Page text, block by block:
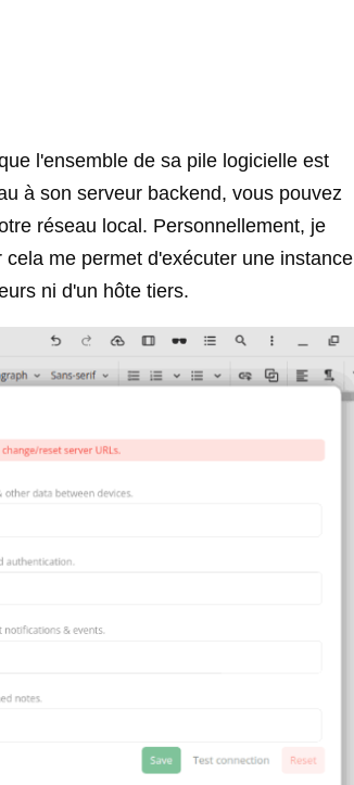
l'ensemble de sa pile logicielle est
à son serveur backend, vous pouvez
réseau local. Personnellement, je
me permet d'exécuter une instance
ni d'un hôte tiers.